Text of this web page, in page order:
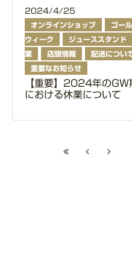
2024/4/25
オンラインショップ
ゴー
ウィーク
ジューススタンド
業
店頭情報
配送につい
重要なお知らせ
【重要】2024年のGW
における休業について